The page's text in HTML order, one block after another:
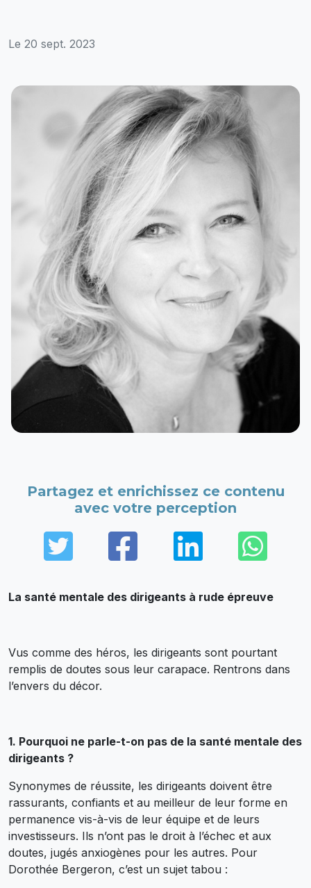
Le 20 sept. 2023
Partagez et enrichissez ce contenu
avec votre perception
TwitterFacebook
LinkedIn
La santé mentale des dirigeants à rude épreuve
Vus comme des héros, les dirigeants sont pourtant
remplis de doutes sous leur carapace. Rentrons dans
l’envers du décor.
1. Pourquoi ne parle-t-on pas de la santé mentale des
dirigeants ?
Synonymes de réussite, les dirigeants doivent être
rassurants, confiants et au meilleur de leur forme en
permanence vis-à-vis de leur équipe et de leurs
investisseurs. Ils n’ont pas le droit à l’échec et aux
doutes, jugés anxiogènes pour les autres. Pour
Dorothée Bergeron, c’est un sujet tabou :